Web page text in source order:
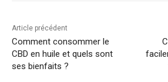
Article précédent
Comment consommer le
CBD en huile et quels sont
ses bienfaits ?